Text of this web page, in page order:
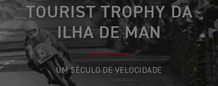
TOURIST TROPHY DA
ILHA DE MAN
UM SÉCULO DE VELOCIDADE